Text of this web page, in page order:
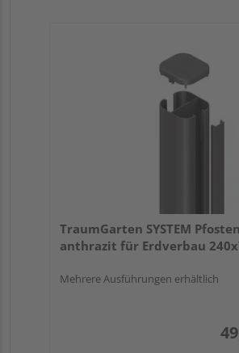
TraumGarten SYSTEM
anthrazit für Erdverbau
Mehrere Ausführungen erhältlich